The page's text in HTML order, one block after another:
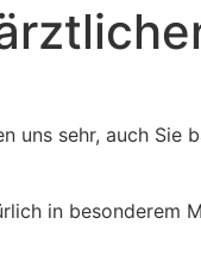
uns sehr, auch Sie
in besonderem